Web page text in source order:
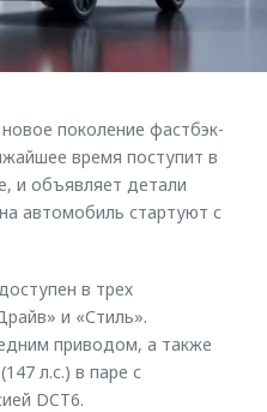
поколение фастбэк-
время поступит в
и объявляет детали
автомобиль стартуют с
в трех
и «Стиль».
приводом, а также
л.с.) в паре с
DCT6.